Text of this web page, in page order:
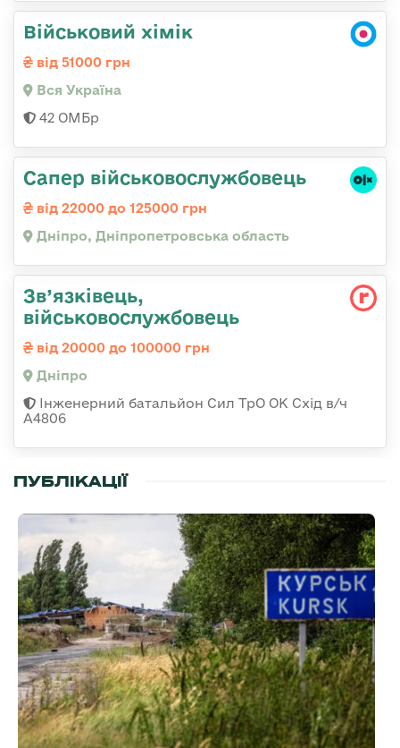
Військовий хімік
від 51000 грн
Вся Україна
42 ОМБр
Сапер військовослужбовець
від 22000 до 125000 грн
Дніпро, Дніпропетровська область
Зв’язківець,
військовослужбовець
від 20000 до 100000 грн
Дніпро
Інженерний батальйон Сил ТрО ОК Схід в/ч
А4806
ПУБЛІКАЦІЇ